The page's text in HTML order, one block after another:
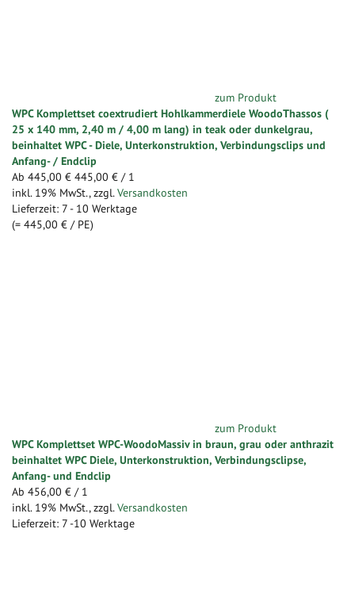
zum Produkt
WPC Komplettset coextrudiert Hohlkammerdiele WoodoThassos (
25 x 140 mm, 2,40 m / 4,00 m lang) in teak oder dunkelgrau,
beinhaltet WPC - Diele, Unterkonstruktion, Verbindungsclips und
Anfang- / Endclip
Ab 445,00 € 445,00 € / 1
inkl. 19% MwSt., zzgl. Versandkosten
Lieferzeit: 7 - 10 Werktage
(= 445,00 € / PE)
zum Produkt
WPC Komplettset WPC-WoodoMassiv in braun, grau oder anthrazit
beinhaltet WPC Diele, Unterkonstruktion, Verbindungsclipse,
Anfang- und Endclip
Ab 456,00 € / 1
inkl. 19% MwSt., zzgl. Versandkosten
Lieferzeit: 7 -10 Werktage